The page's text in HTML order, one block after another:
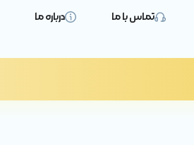
تماس با ما درباره ما